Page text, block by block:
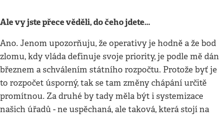
Ale vy jste přece věděli, do čeho jdete…
Ano. Jenom upozorňuju, že operativy je hodně a že bod
zlomu, kdy vláda definuje svoje priority, je podle mě dán
březnem a schválením státního rozpočtu. Protože byť je
to rozpočet úsporný, tak se tam změny chápání určitě
promítnou. Za druhé by tady měla být i systemizace
našich úřadů - ne uspěchaná, ale taková, která stojí na